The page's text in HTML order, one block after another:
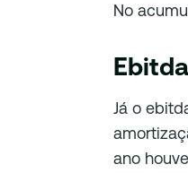
No
Já o
ano